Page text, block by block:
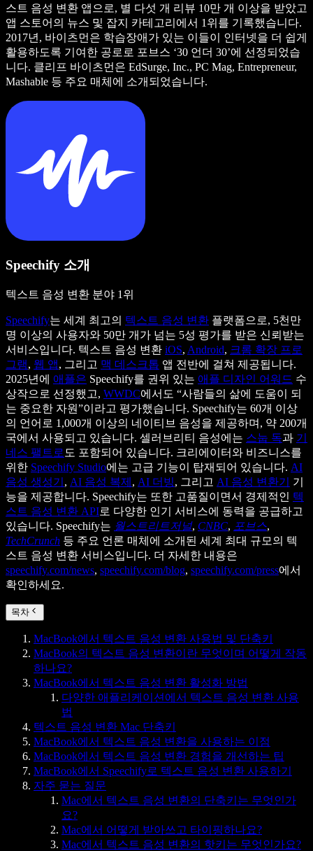
스트 음성 변환 앱으로, 별 다섯 개 리뷰 10만 개 이상을 받았고
앱 스토어의 뉴스 및 잡지 카테고리에서 1위를 기록했습니다.
2017년, 바이츠먼은 학습장애가 있는 이들이 인터넷을 더 쉽게
활용하도록 기여한 공로로 포브스 ‘30 언더 30’에 선정되었습
니다. 클리프 바이츠먼은 EdSurge, Inc., PC Mag, Entrepreneur,
Mashable 등 주요 매체에 소개되었습니다.
Speechify 소개
텍스트 음성 변환 분야 1위
Speechify는 세계 최고의 텍스트 음성 변환 플랫폼으로, 5천만
명 이상의 사용자와 50만 개가 넘는 5성 평가를 받은 신뢰받는
서비스입니다. 텍스트 음성 변환 iOS, Android, 크롬 확장 프로
그램, 웹 앱, 그리고 맥 데스크톱 앱 전반에 걸쳐 제공됩니다.
2025년에 애플은 Speechify를 권위 있는 애플 디자인 어워드 수
상작으로 선정했고, WWDC에서도 “사람들의 삶에 도움이 되
는 중요한 자원”이라고 평가했습니다. Speechify는 60개 이상
의 언어로 1,000개 이상의 네이티브 음성을 제공하며, 약 200개
국에서 사용되고 있습니다. 셀러브리티 음성에는 스눕 독과 기
네스 팰트로 도 포함되어 있습니다. 크리에이터와 비즈니스를
위한 Speechify Studio에는 고급 기능이 탑재되어 있습니다. AI
음성 생성기 , AI 음성 복제 , AI 더빙, 그리고 AI 음성 변환기
기
능을 제공합니다. Speechify는 또한 고품질이면서 경제적인 텍
스트 음성 변환 API로 다양한 인기 서비스에 동력을 공급하고
있습니다. Speechify는 월스트리트저널, CNBC, 포브스,
TechCrunch 등 주요 언론 매체에 소개된 세계 최대 규모의 텍
스트 음성 변환 서비스입니다. 더 자세한 내용은
speechify.com/news, speechify.com/blog, speechify.com/press에서
확인하세요.
목차
MacBook에서 텍스트 음성 변환 사용법 및 단축키
MacBook의 텍스트 음성 변환이란 무엇이며 어떻게 작동
하나요?
MacBook에서 텍스트 음성 변환 활성화 방법
다양한 애플리케이션에서 텍스트 음성 변환 사용
법
텍스트 음성 변환 Mac 단축키
MacBook에서 텍스트 음성 변환을 사용하는 이점
MacBook에서 텍스트 음성 변환 경험을 개선하는 팁
MacBook에서 Speechify로 텍스트 음성 변환 사용하기
자주 묻는 질문
Mac에서 텍스트 음성 변환의 단축키는 무엇인가
요?
Mac에서 어떻게 받아쓰고 타이핑하나요?
Mac에서 텍스트 음성 변환의 핫키는 무엇인가요?